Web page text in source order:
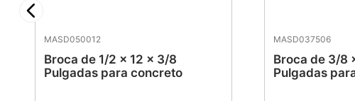
MASD050012
Broca de 1/2 x 12 x 3/8
Pulgadas para concreto
MASD037506
Broca de 3/8
Pulgadas